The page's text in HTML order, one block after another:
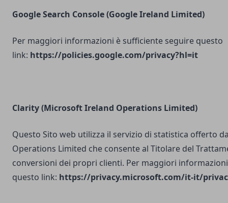
Google Search Console(Google Ireland Limited)
Per maggiori informazioni è sufficiente seguire questo
link: https://policies.google.com/privacy?hl=it
Clarity (Microsoft Ireland Operations Limited)
Questo Sito web utilizza il servizio di statistica offerto
Operations Limited che consente al Titolare del
conversioni dei propri clienti. Per maggiori
questo link: https://privacy.microsoft.com/it-it/